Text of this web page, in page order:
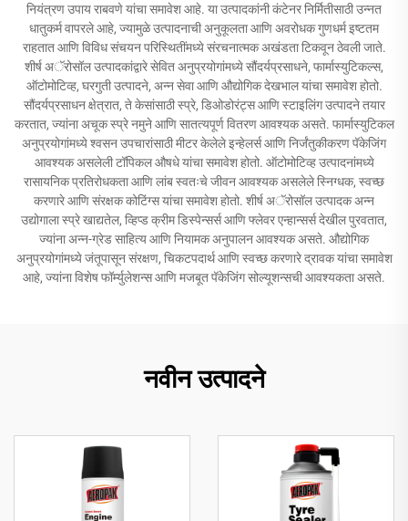
नियंत्रण उपाय राबवणे यांचा समावेश आहे. या उत्पादकांनी कंटेनर निर्मितीसाठी उन्नत
धातुकर्म वापरले आहे, ज्यामुळे उत्पादनाची अनुकूलता आणि अवरोधक गुणधर्म इष्टतम
राहतात आणि विविध संचयन परिस्थितींमध्ये संरचनात्मक अखंडता टिकवून ठेवली जाते.
शीर्ष अॅरोसॉल उत्पादकांद्वारे सेवित अनुप्रयोगांमध्ये सौंदर्यप्रसाधने, फार्मास्युटिकल्स,
ऑटोमोटिव्ह, घरगुती उत्पादने, अन्न सेवा आणि औद्योगिक देखभाल यांचा समावेश होतो.
सौंदर्यप्रसाधन क्षेत्रात, ते केसांसाठी स्प्रे, डिओडोरंट्स आणि स्टाइलिंग उत्पादने तयार
करतात, ज्यांना अचूक स्प्रे नमुने आणि सातत्यपूर्ण वितरण आवश्यक असते. फार्मास्युटिकल
अनुप्रयोगांमध्ये श्वसन उपचारांसाठी मीटर केलेले इन्हेलर्स आणि निर्जंतुकीकरण पॅकेजिंग
आवश्यक असलेली टॉपिकल औषधे यांचा समावेश होतो. ऑटोमोटिव्ह उत्पादनांमध्ये
रासायनिक प्रतिरोधकता आणि लांब स्वतःचे जीवन आवश्यक असलेले स्निग्धक, स्वच्छ
करणारे आणि संरक्षक कोटिंग्स यांचा समावेश होतो. शीर्ष अॅरोसॉल उत्पादक अन्न
उद्योगाला स्प्रे खाद्यतेल, व्हिप्ड क्रीम डिस्पेन्सर्स आणि फ्लेवर एन्हान्सर्स देखील पुरवतात,
ज्यांना अन्न-ग्रेड साहित्य आणि नियामक अनुपालन आवश्यक असते. औद्योगिक
अनुप्रयोगांमध्ये जंतूपासून संरक्षण, चिकटपदार्थ आणि स्वच्छ करणारे द्रावक यांचा समावेश
आहे, ज्यांना विशेष फॉर्म्युलेशन्स आणि मजबूत पॅकेजिंग सोल्यूशन्सची आवश्यकता असते.
नवीन उत्पादने